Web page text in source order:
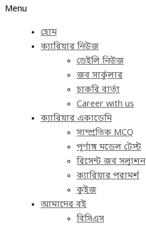
Menu
হোম
ক্যারিয়ার নিউজ
ডেইলি নিউজ
জব সার্কুলার
চাকরি বার্তা
Career with us
ক্যারিয়ার একাডেমি
সাম্প্রতিক MCQ
পূর্ণাঙ্গ মডেল টেস্ট
রিসেন্ট জব সল্যুশন
ক্যারিয়ার পরামর্শ
কুইজ
আমাদের বই
বিসিএস